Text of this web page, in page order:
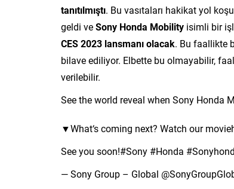
tanıtılmıştı. Bu vasıtaları hakikat yol
geldi veSony Honda Mobility isimli bir
CES 2023 lansmanı olacak. Bu faallikte
bilave ediliyor. Elbette bu olmayabilir,
verilebilir.
See the world reveal when Sony Honda
▼What‘s coming next? Watch our
See you soon!#Sony #Honda
— Sony Group – Global